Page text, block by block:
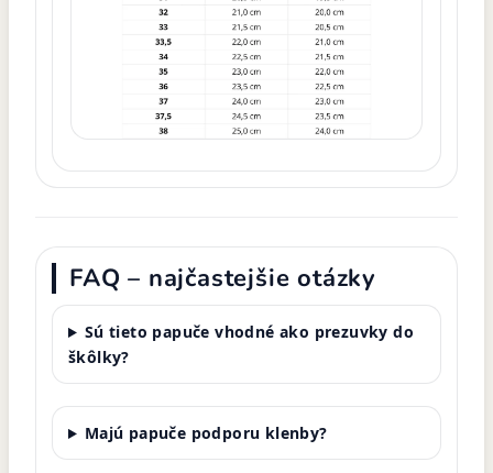
FAQ – najčastejšie otázky
Sú tieto papuče vhodné ako prezuvky do
škôlky?
Majú papuče podporu klenby?